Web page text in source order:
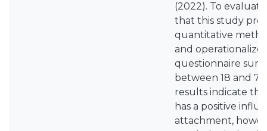
(2022). To
that this study
quantitative
and
questionnaire
between 18 and
results indicate
has a positive
attachment,